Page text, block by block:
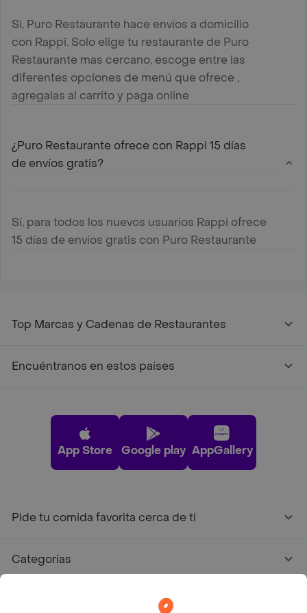
Si, Puro Restaurante hace envíos a domicilio
con Rappi. Solo elige tu restaurante de Puro
Restaurante mas cercano, escoge entre las
diferentes opciones de menú que ofrece ,
agregalas al carrito y paga online
¿Puro Restaurante ofrece con Rappi 15 días
de envíos gratis?
Sí, para todos los nuevos usuarios Rappi ofrece
15 días de envíos gratis con Puro Restaurante
Top Marcas y Cadenas de Restaurantes
Encuéntranos en estos países
App Store Google play AppGallery
Pide tu comida favorita cerca de ti
Categorías